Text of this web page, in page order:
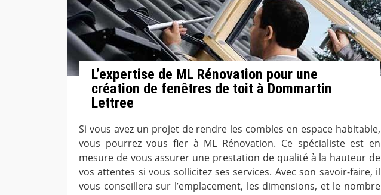
L’expertise de ML Rénovation pour une
création de fenêtres de toit à Dommartin
Lettree
Si vous avez un projet de rendre les combles en espace habitable,
vous pourrez vous fier à ML Rénovation. Ce spécialiste est en
mesure de vous assurer une prestation de qualité à la hauteur de
vos attentes si vous sollicitez ses services. Avec son savoir-faire, il
vous conseillera sur l’emplacement, les dimensions, et le nombre